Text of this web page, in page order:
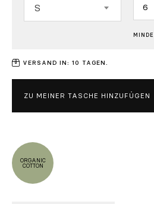
S
VERSAND IN: 10 TAGEN.
ZU MEINER TASCHE HINZUFÜGEN
ORGANIC
COTTON